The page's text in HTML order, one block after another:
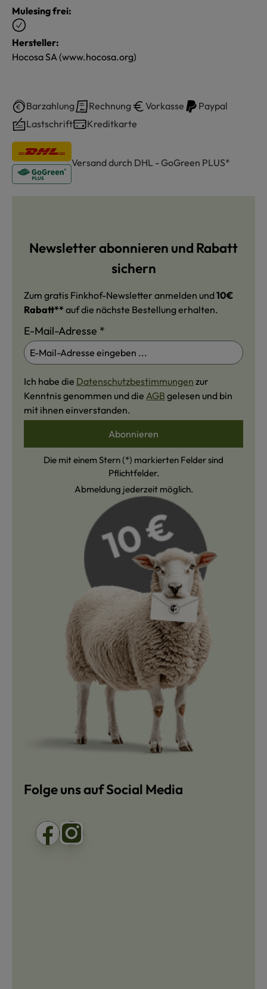
Mulesing frei:
Hersteller:
Hocosa SA (www.hocosa.org)
Barzahlung Rechnung Vorkasse
Paypal
Lastschrift
Kreditkarte
Versand durch DHL - GoGreen PLUS*
Newsletter abonnieren und Rabatt
sichern
Zum gratis Finkhof-Newsletter anmelden und10€
Rabatt** auf die nächste Bestellung erhalten.
E-Mail-Adresse *
Ich habe die Datenschutzbestimmungen zur
Kenntnis genommen und die AGB gelesen und bin
mit ihnen einverstanden.
Abonnieren
Die mit einem Stern (*) markierten Felder sind
Pflichtfelder.
Abmeldung jederzeit möglich.
Folge uns auf Social Media